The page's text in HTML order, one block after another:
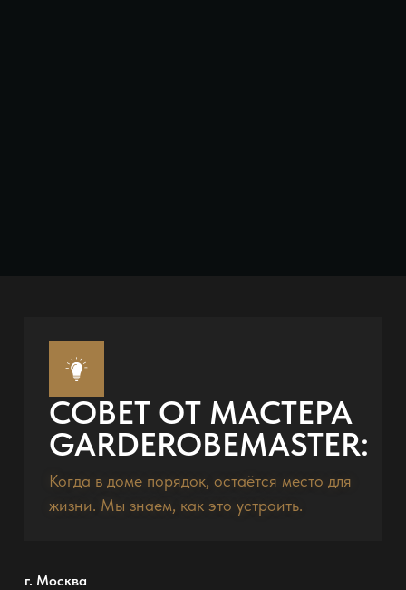
СОВЕТ ОТ МАСТЕРА
GARDEROBEMASTER:
Когда в доме порядок, остаётся место для
жизни. Мы знаем, как это устроить.
г. Москва